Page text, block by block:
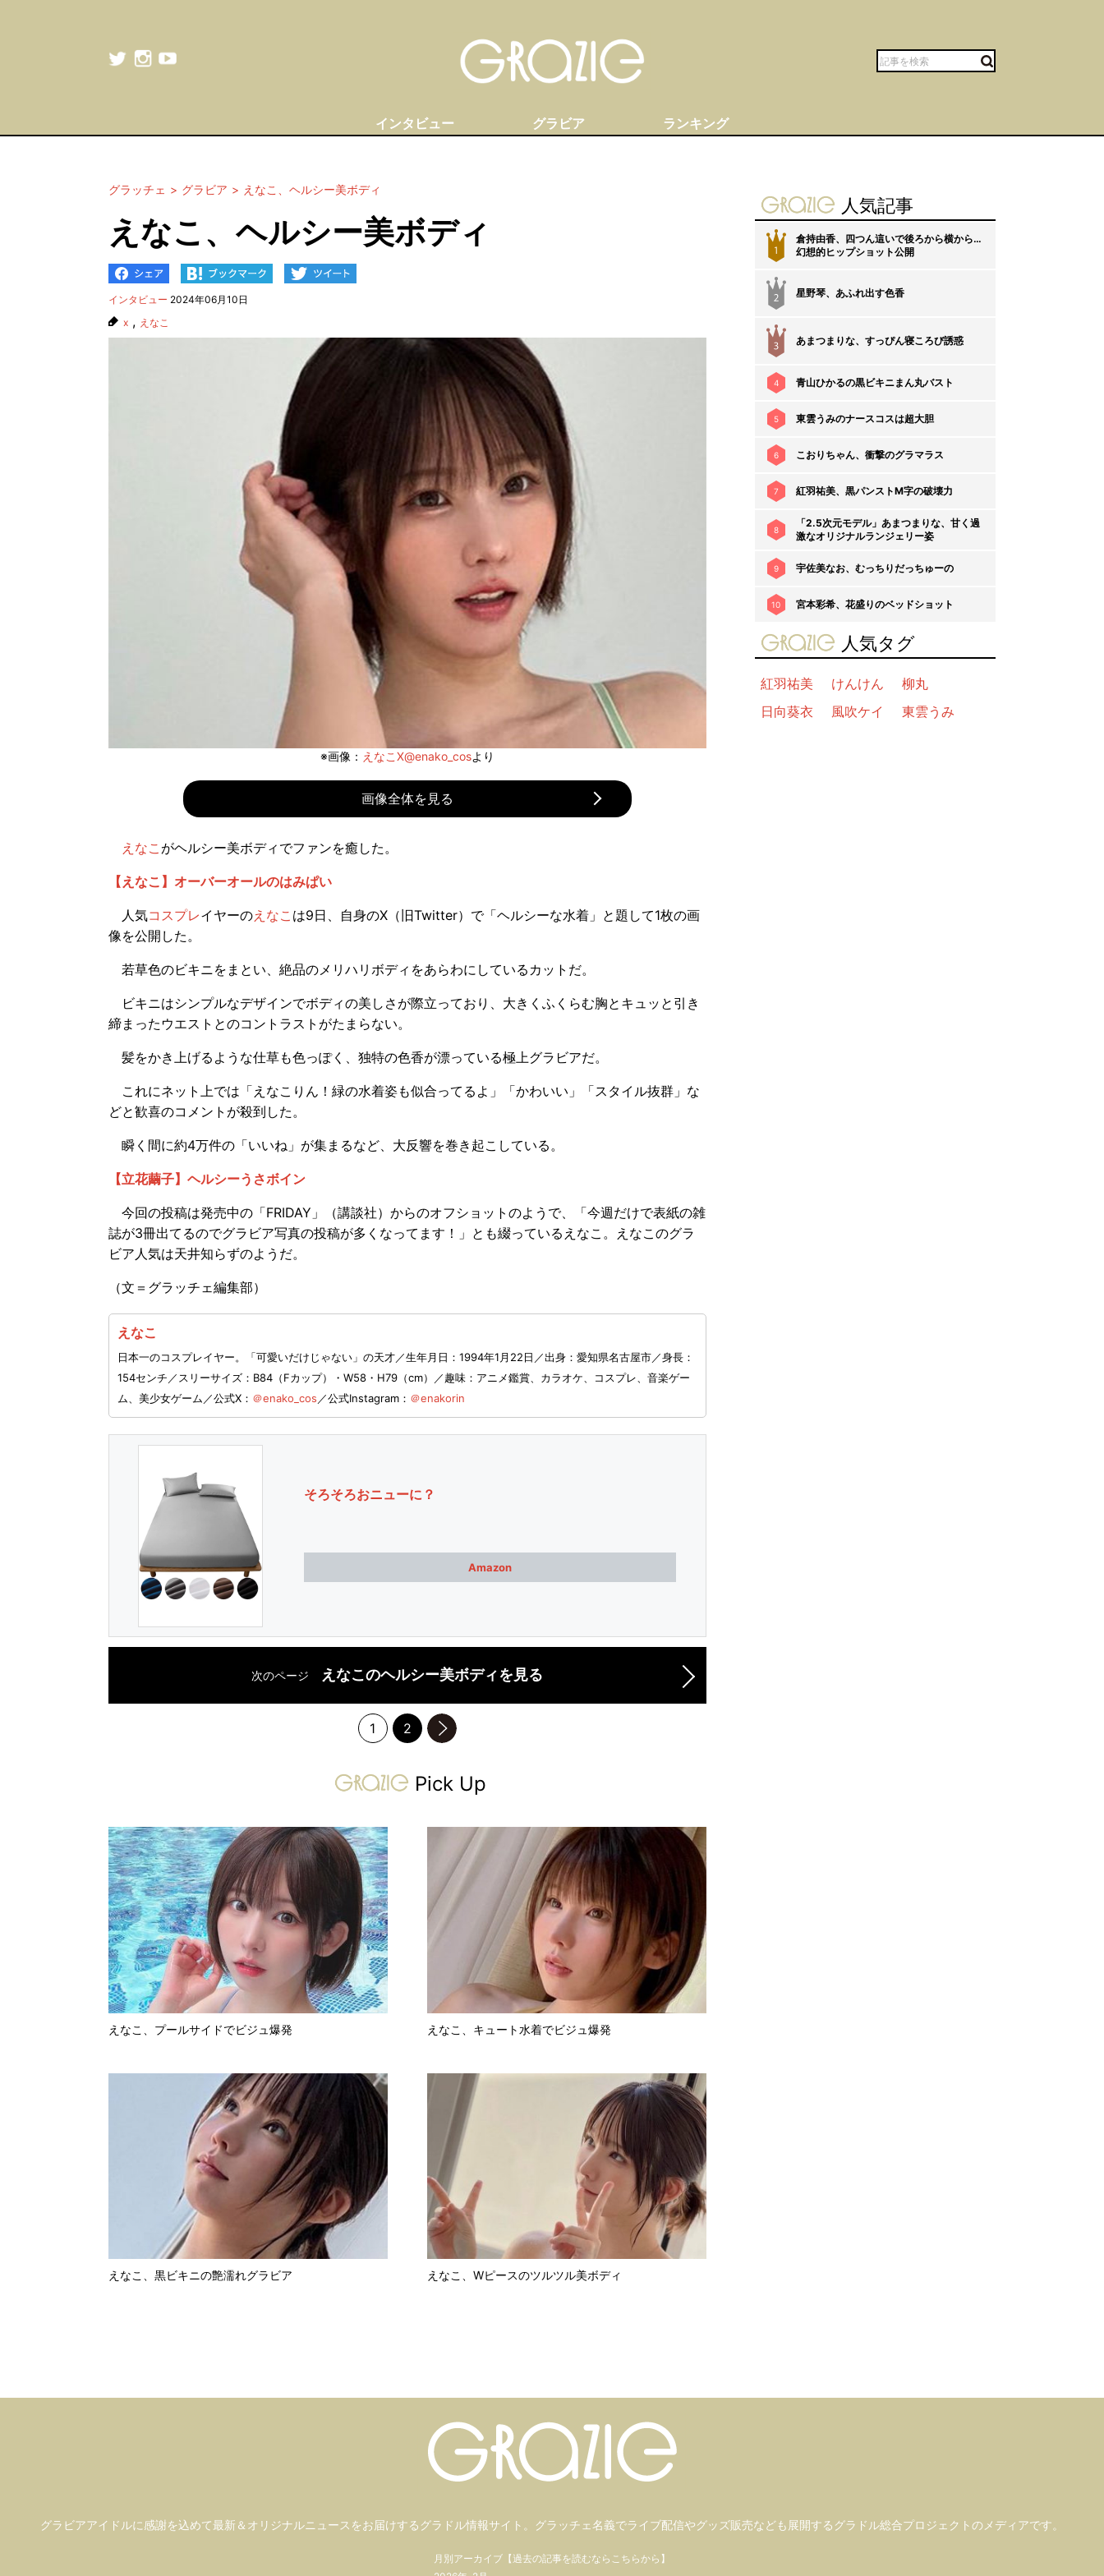
インタビュー グラビア ランキング
グラッチェ グラビア えなこ、ヘルシー美ボディ
えなこ、ヘルシー美ボディ
インタビュー 2024年06月10日
x , えなこ
※画像： えなこX@enako_cosより
画像全体を見る
えなこ がヘルシー美ボディでファンを癒した。
【えなこ】オーバーオールのはみぱい
人気コスプレイヤーのえなこ は9日、自身のX（旧Twitter）で「ヘルシーな水着」と題して1枚の画
像を公開した。
若草色のビキニをまとい、絶品のメリハリボディをあらわにしているカットだ。
ビキニはシンプルなデザインでボディの美しさが際立っており、大きくふくらむ胸とキュッと引き
締まったウエストとのコントラストがたまらない。
髪をかき上げるような仕草も色っぽく、独特の色香が漂っている極上グラビアだ。
これにネット上では「えなこりん！緑の水着姿も似合ってるよ」「かわいい」「スタイル抜群」な
どと歓喜のコメントが殺到した。
瞬く間に約4万件の「いいね」が集まるなど、大反響を巻き起こしている。
【立花繭子】ヘルシーうさボイン
今回の投稿は発売中の「FRIDAY」（講談社）からのオフショットのようで、「今週だけで表紙の雑
誌が3冊出てるのでグラビア写真の投稿が多くなってます！」とも綴っているえなこ。えなこのグラ
ビア人気は天井知らずのようだ。
（文＝グラッチェ編集部）
えなこ
日本一のコスプレイヤー。「可愛いだけじゃない」の天才／生年月日：1994年1月22日／出身：愛知県名古屋市／身長：
154センチ／スリーサイズ：B84（Fカップ）・W58・H79（cm）／趣味：アニメ鑑賞、カラオケ、コスプレ、音楽ゲー
ム、美少女ゲーム／公式X： ＠enako_cos／公式Instagram： ＠enakorin
そろそろおニューに？
Amazon
次のページ えなこのヘルシー美ボディを見る
1 2
次のページへ
gravure-grazie
Pick Up
えなこ、プールサイドでビジュ爆発 えなこ、キュート水着でビジュ爆発
えなこ、黒ビキニの艶濡れグラビア えなこ、Wピースのツルツル美ボディ
gravure-grazie
人気記事
1
倉持由香、四つん這いで後ろから横から…
幻想的ヒップショット公開
星野琴、あふれ出す色香
あまつまりな、すっぴん寝ころび誘惑
4 青山ひかるの黒ビキニまん丸バスト
5 東雲うみのナースコスは超大胆
6 こおりちゃん、衝撃のグラマラス
7 紅羽祐美、黒パンストM字の破壊力
8
「2.5次元モデル」あまつまりな、甘く過
激なオリジナルランジェリー姿
9 宇佐美なお、むっちりだっちゅーの
10 宮本彩希、花盛りのベッドショット
gravure-grazie
人気タグ
紅羽祐美 けんけん
柳丸
日向葵衣
風吹ケイ 東雲うみ
グラビアアイドルに感謝を込めて最新＆オリジナルニュースをお届けするグラドル情報サイト。 グラッチェ名義でライブ配信やグッズ販売なども展開するグラドル総合プロジェクトのメディアです。
月別アーカイブ【過去の記事を読むならこちらから】